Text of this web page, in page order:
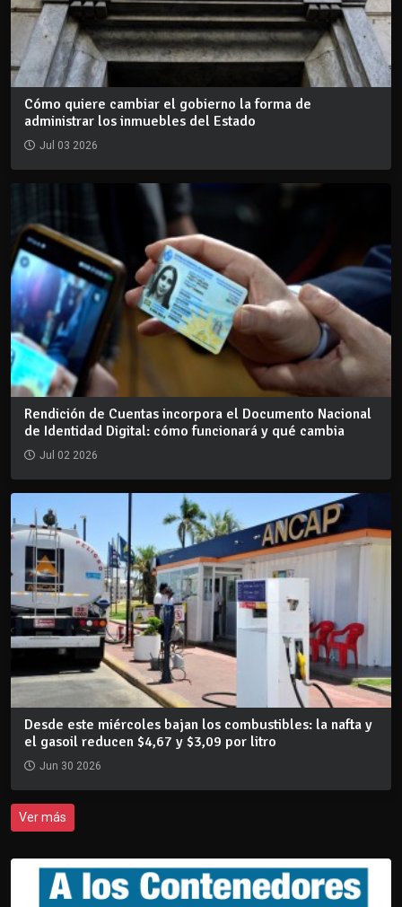
Cómo quiere cambiar el gobierno la forma de
administrar los inmuebles del Estado
Jul 03 2026
Rendición de Cuentas incorpora el Documento Nacional
de Identidad Digital: cómo funcionará y qué cambia
Jul 02 2026
Desde este miércoles bajan los combustibles: la nafta y
el gasoil reducen $4,67 y $3,09 por litro
Jun 30 2026
Ver más